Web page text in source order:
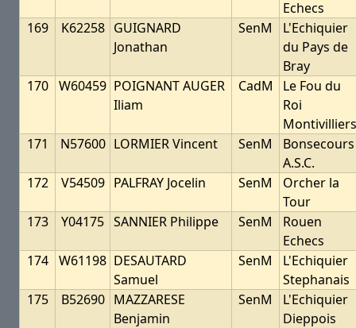
Echecs
169
K62258 GUIGNARD
Jonathan
SenM
L'Echiquier
du Pays de
Bray
170 W60459 POIGNANT AUGER
Iliam
CadM
Le Fou du
Roi
Montivilliers
171
N57600 LORMIER Vincent SenM
Bonsecours
A.S.C.
172
V54509 PALFRAY Jocelin SenM
Orcher la
Tour
173
Y04175 SANNIER Philippe SenM
Rouen
Echecs
174 W61198 DESAUTARD
Samuel
SenM
L'Echiquier
Stephanais
175
B52690 MAZZARESE
Benjamin
SenM
L'Echiquier
Dieppois